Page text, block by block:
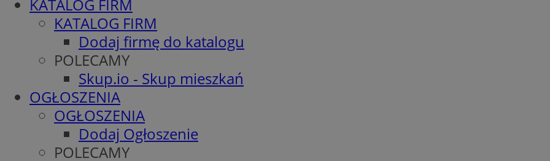
KATALOG FIRM
KATALOG FIRM
Dodaj firmę do katalogu
POLECAMY
Skup.io - Skup mieszkań
OGŁOSZENIA
OGŁOSZENIA
Dodaj Ogłoszenie
POLECAMY